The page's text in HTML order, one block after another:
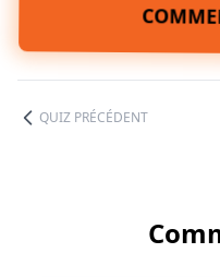
QUIZ PRÉCÉDENT